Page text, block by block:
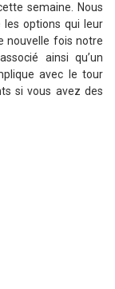
semaine. Nous
les options qui leur
nouvelle fois notre
ainsi qu’un
avec le tour
si vous avez des